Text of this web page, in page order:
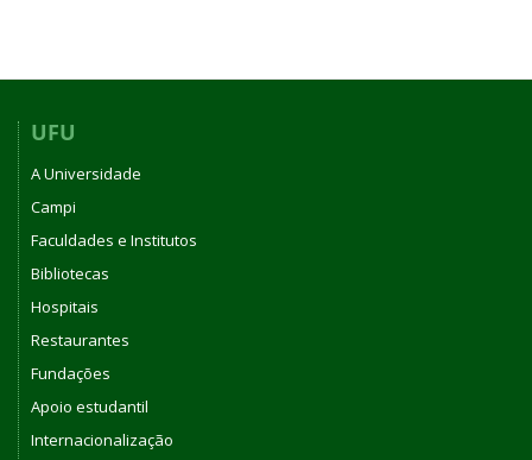
UFU
A Universidade
Campi
Faculdades e Institutos
Bibliotecas
Hospitais
Restaurantes
Fundações
Apoio estudantil
Internacionalização